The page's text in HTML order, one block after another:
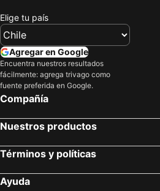
Elige tu país
Agregar en Google
Encuentra nuestros resultados
fácilmente: agrega trivago como
fuente preferida en Google.
Compañía
Nuestros productos
Términos y políticas
Ayuda